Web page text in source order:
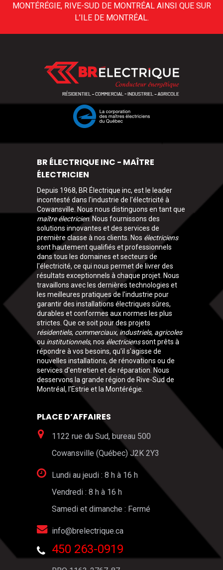
MONTÉRÉGIE, RIVE-SUD DE MONTRÉAL AINSI QUE SUR
L’ILE DE MONTRÉAL.
BR ÉLECTRIQUE INC - MAÎTRE
ÉLECTRICIEN
Depuis 1968, BR Électrique inc, est le leader
incontesté dans l'industrie de l'électricité à
Cowansville. Nous nous distinguons en tant que
maître électricien. Nous fournissons des
solutions innovantes et des services de
première classe à nos clients. Nos électriciens
sont hautement qualifiés et professionnels
dans tous les domaines et secteurs de
l'électricité, ce qui nous permet de livrer des
résultats exceptionnels à chaque projet. Nous
travaillons avec les dernières technologies et
les meilleures pratiques de l'industrie pour
garantir des installations électriques sûres,
durables et conformes aux normes les plus
strictes. Que ce soit pour des projets
résidentiels, commerciaux, industriels, agricoles
ou institutionnels, nos électricienssont prêts à
répondre à vos besoins, qu'il s'agisse de
nouvelles installations, de rénovations ou de
services d'entretien et de réparation. Nous
desservons la grande région de Rive-Sud de
Montréal, l’Estrie et la Montérégie.
PLACE D’AFFAIRES
1122 rue du Sud, bureau 500
Cowansville (Québec) J2K 2Y3
Lundi au jeudi : 8 h à 16 h
Vendredi : 8 h à 16 h
Samedi et dimanche : Fermé
info@brelectrique.ca
450 263-0919